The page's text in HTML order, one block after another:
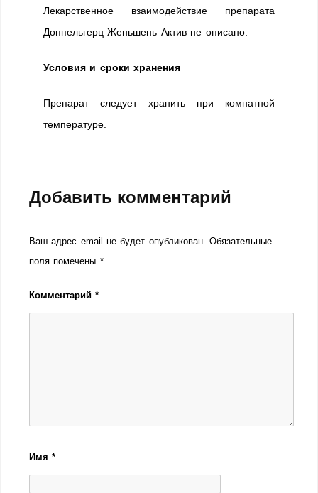
Лекарственное взаимодействие препарата
Доппельгерц Женьшень Актив не описано.
Условия и сроки хранения
Препарат следует хранить при комнатной
температуре.
Добавить комментарий
Ваш адрес email не будет опубликован. Обязательные
поля помечены *
Комментарий*
Имя*